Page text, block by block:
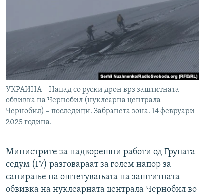
УКРАИНА – Напад со руски дрон врз заштитната
обвивка на Чернобил (нуклеарна централа
Чернобил) – последици. Забранета зона. 14 февруари
2025 година.
Министрите за надворешни работи од Групата
седум (Г7) разговараат за голем напор за
санирање на оштетувањата на заштитната
обвивка на нуклеарната централа Чернобил во